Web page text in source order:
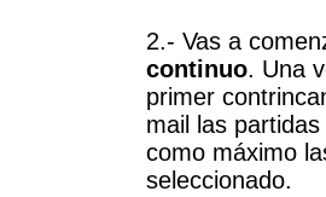
2.- Vas a
continuo. Una
primer
mail las
como máximo
seleccionado.